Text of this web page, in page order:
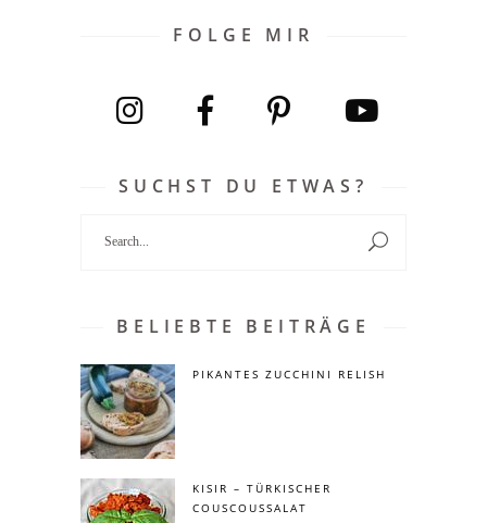
FOLGE MIR
SUCHST DU ETWAS?
BELIEBTE BEITRÄGE
PIKANTES ZUCCHINI RELISH
KISIR – TÜRKISCHER
COUSCOUSSALAT